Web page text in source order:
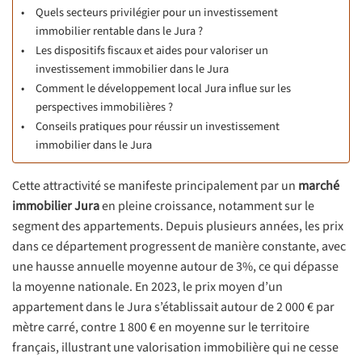
Quels secteurs privilégier pour un investissement
immobilier rentable dans le Jura ?
Les dispositifs fiscaux et aides pour valoriser un
investissement immobilier dans le Jura
Comment le développement local Jura influe sur les
perspectives immobilières ?
Conseils pratiques pour réussir un investissement
immobilier dans le Jura
Cette attractivité se manifeste principalement par un marché
immobilier Juraen pleine croissance, notamment sur le
segment des appartements. Depuis plusieurs années, les prix
dans ce département progressent de manière constante, avec
une hausse annuelle moyenne autour de 3%, ce qui dépasse
la moyenne nationale. En 2023, le prix moyen d’un
appartement dans le Jura s’établissait autour de 2 000 € par
mètre carré, contre 1 800 € en moyenne sur le territoire
français, illustrant une valorisation immobilière qui ne cesse